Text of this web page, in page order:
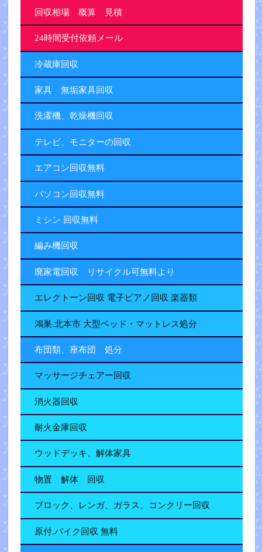
回収相場 概算 見積
24時間受付依頼メール
冷蔵庫回収
家具 無垢家具回収
洗濯機、乾燥機回収
テレビ、モニターの回収
エアコン回収無料
パソコン回収無料
ミシン 回収無料
編み機回収
廃家電回収 リサイクル可無料より
エレクトーン回収 電子ピアノ回収 楽器類
鴻巣.北本市 大型ベッド・マットレス処分
布団類、座布団 処分
マッサージチェアー回収
消火器回収
耐火金庫回収
ウッドデッキ、解体家具
物置 解体 回収
ブロック、レンガ、ガラス、コンクリー回収
原付.バイク回収 無料